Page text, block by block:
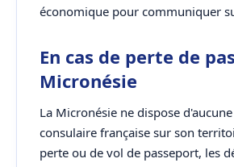
économique pour communiquer
En cas de perte de
Micronésie
La Micronésie ne dispose
consulaire française sur son
perte ou de vol de passeport, les